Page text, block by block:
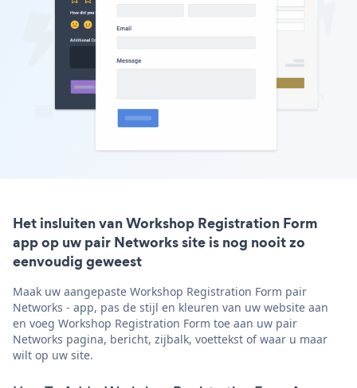
Het insluiten van Workshop Registration Form
app op uw pair Networks site is nog nooit zo
eenvoudig geweest
Maak uw aangepaste Workshop Registration Form pair
Networks - app, pas de stijl en kleuren van uw website aan
en voeg Workshop Registration Form toe aan uw pair
Networks pagina, bericht, zijbalk, voettekst of waar u maar
wilt op uw site.